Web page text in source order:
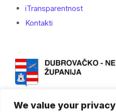
We value your privacy
iTransparentnost
Kontakti